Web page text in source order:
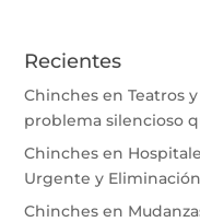
Recientes
Chinches en Teatros
problema silencioso
Chinches en
Urgente y
Chinches en